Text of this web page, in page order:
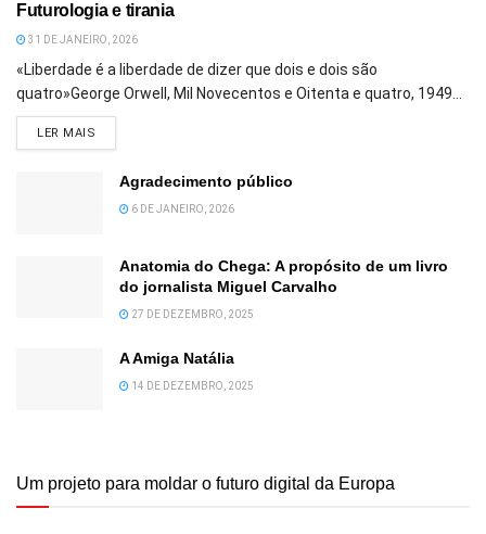
Futurologia e tirania
31 DE JANEIRO, 2026
«Liberdade é a liberdade de dizer que dois e dois são
quatro»George Orwell, Mil Novecentos e Oitenta e quatro, 1949...
LER MAIS
Agradecimento público
6 DE JANEIRO, 2026
Anatomia do Chega: A propósito de um livro
do jornalista Miguel Carvalho
27 DE DEZEMBRO, 2025
A Amiga Natália
14 DE DEZEMBRO, 2025
Um projeto para moldar o futuro digital da Europa